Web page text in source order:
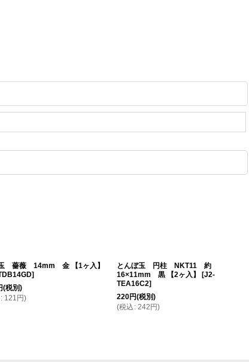
薔薇 14mm 金 【1ヶ入】
]
(税別)
: 121 円)
とんぼ玉 円柱 NKT11 約
16×11mm 黒 【2ヶ入】
[J2-
TEA16C2]
220円(税別)
(税込 : 242 円)